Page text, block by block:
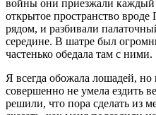
войны они приезжали каждый
открытое пространство
рядом, и разбивали
середине. В шатре был
частенько обедала там с ними.
Я всегда обожала лошадей,
совершенно не умела ездить
решили, что пора сделать из